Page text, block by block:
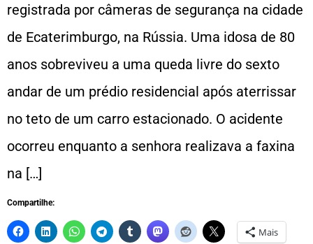
registrada por câmeras de segurança na cidade
de Ecaterimburgo, na Rússia. Uma idosa de 80
anos sobreviveu a uma queda livre do sexto
andar de um prédio residencial após aterrissar
no teto de um carro estacionado. O acidente
ocorreu enquanto a senhora realizava a faxina
na […]
Compartilhe:
Mais